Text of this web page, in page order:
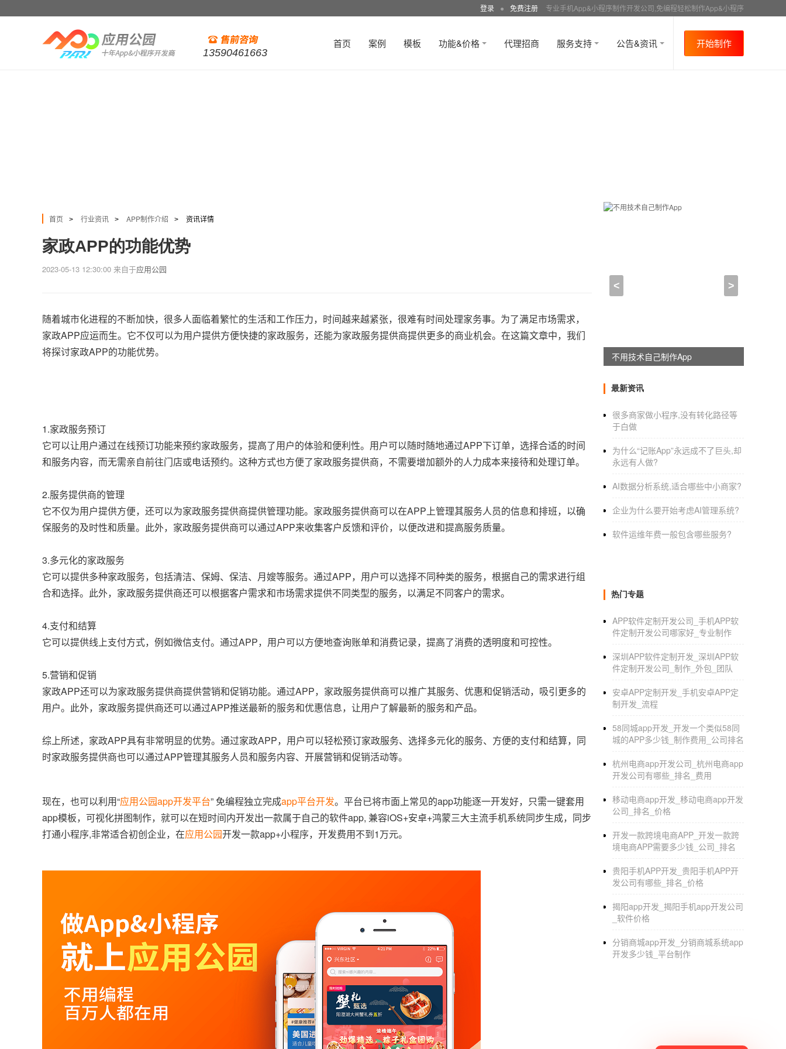
登录 ● 免费注册 专业手机App&小程序制作开发公司,免编程轻松制作App&小程序
13590461663
首页 案例 模板 功能&价格 代理招商 服务支持 公告&资讯 开始制作
首页 > 行业资讯 > APP制作介绍 > 资讯详情
家政APP的功能优势
2023-05-13 12:30:00 来自于应用公园
随着城市化进程的不断加快，很多人面临着繁忙的生活和工作压力，时间越来越紧张，很难有时间处理家务事。为了满足市场需求，
家政APP应运而生。它不仅可以为用户提供方便快捷的家政服务，还能为家政服务提供商提供更多的商业机会。在这篇文章中，我们
将探讨家政APP的功能优势。
1.家政服务预订
它可以让用户通过在线预订功能来预约家政服务，提高了用户的体验和便利性。用户可以随时随地通过APP下订单，选择合适的时间
和服务内容，而无需亲自前往门店或电话预约。这种方式也方便了家政服务提供商，不需要增加额外的人力成本来接待和处理订单。
2.服务提供商的管理
它不仅为用户提供方便，还可以为家政服务提供商提供管理功能。家政服务提供商可以在APP上管理其服务人员的信息和排班，以确
保服务的及时性和质量。此外，家政服务提供商可以通过APP来收集客户反馈和评价，以便改进和提高服务质量。
3.多元化的家政服务
它可以提供多种家政服务，包括清洁、保姆、保洁、月嫂等服务。通过APP，用户可以选择不同种类的服务，根据自己的需求进行组
合和选择。此外，家政服务提供商还可以根据客户需求和市场需求提供不同类型的服务，以满足不同客户的需求。
4.支付和结算
它可以提供线上支付方式，例如微信支付。通过APP，用户可以方便地查询账单和消费记录，提高了消费的透明度和可控性。
5.营销和促销
家政APP还可以为家政服务提供商提供营销和促销功能。通过APP，家政服务提供商可以推广其服务、优惠和促销活动，吸引更多的
用户。此外，家政服务提供商还可以通过APP推送最新的服务和优惠信息，让用户了解最新的服务和产品。
综上所述，家政APP具有非常明显的优势。通过家政APP，用户可以轻松预订家政服务、选择多元化的服务、方便的支付和结算，同
时家政服务提供商也可以通过APP管理其服务人员和服务内容、开展营销和促销活动等。
现在，也可以利用“应用公园app开发平台” 免编程独立完成app平台开发。平台已将市面上常见的app功能逐一开发好，只需一键套用
app模板，可视化拼图制作，就可以在短时间内开发出一款属于自己的软件app, 兼容iOS+安卓+鸿蒙三大主流手机系统同步生成，同步
打通小程序,非常适合初创企业，在应用公园开发一款app+小程序，开发费用不到1万元。
< >
躺赚神器，淘宝客系统全新上线
最新资讯
很多商家做小程序,没有转化路径等
于白做
为什么“记账App”永远成不了巨头,却
永远有人做?
AI数据分析系统,适合哪些中小商家?
企业为什么要开始考虑AI管理系统?
软件运维年费一般包含哪些服务?
热门专题
APP软件定制开发公司_手机APP软
件定制开发公司哪家好_专业制作
深圳APP软件定制开发_深圳APP软
件定制开发公司_制作_外包_团队
安卓APP定制开发_手机安卓APP定
制开发_流程
58同城app开发_开发一个类似58同
城的APP多少钱_制作费用_公司排名
杭州电商app开发公司_杭州电商app
开发公司有哪些_排名_费用
移动电商app开发_移动电商app开发
公司_排名_价格
开发一款跨境电商APP_开发一款跨
境电商APP需要多少钱_公司_排名
贵阳手机APP开发_贵阳手机APP开
发公司有哪些_排名_价格
揭阳app开发_揭阳手机app开发公司
_软件价格
分销商城app开发_分销商城系统app
开发多少钱_平台制作